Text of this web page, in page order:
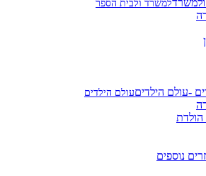
למשרד ולבית הספר
עולם הילדים
הולדת
נוספים